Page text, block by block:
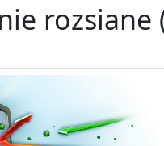
rozsiane